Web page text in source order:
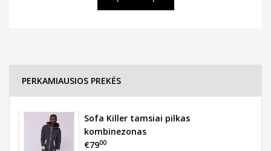
PERKAMIAUSIOS PREKĖS
Sofa Killer tamsiai pilkas
kombinezonas
€7900